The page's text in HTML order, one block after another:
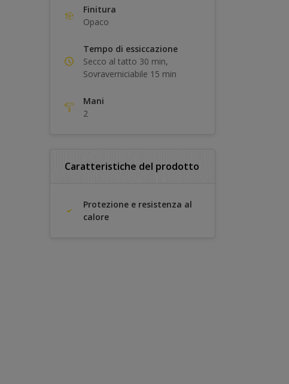
Finitura
Opaco
Tempo di essiccazione
Secco al tatto 30 min,
Sovraverniciabile 15 min
Mani
2
Caratteristiche del prodotto
Protezione e resistenza al
calore